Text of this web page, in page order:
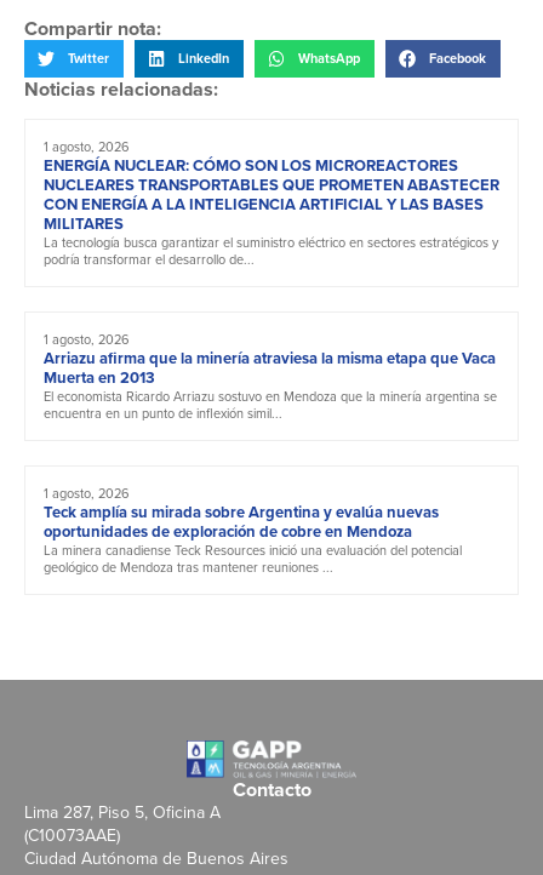
Compartir nota:
Twitter LinkedIn WhatsApp Facebook
Noticias relacionadas:
1 agosto, 2026
ENERGÍA NUCLEAR: CÓMO SON LOS MICROREACTORES
NUCLEARES TRANSPORTABLES QUE PROMETEN ABASTECER
CON ENERGÍA A LA INTELIGENCIA ARTIFICIAL Y LAS BASES
MILITARES
La tecnología busca garantizar el suministro eléctrico en sectores estratégicos y
podría transformar el desarrollo de...
1 agosto, 2026
Arriazu afirma que la minería atraviesa la misma etapa que Vaca
Muerta en 2013
El economista Ricardo Arriazu sostuvo en Mendoza que la minería argentina se
encuentra en un punto de inflexión simil...
1 agosto, 2026
Teck amplía su mirada sobre Argentina y evalúa nuevas
oportunidades de exploración de cobre en Mendoza
La minera canadiense Teck Resources inició una evaluación del potencial
geológico de Mendoza tras mantener reuniones ...
Contacto
Lima 287, Piso 5, Oficina A
(C10073AAE)
Ciudad Autónoma de Buenos Aires